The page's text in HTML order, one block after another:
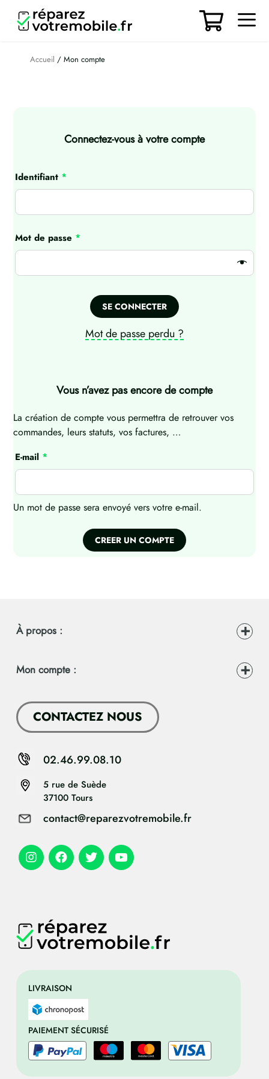
contenu
Accueil / Mon compte
Connectez-vous à votre compte
Identifiant *
Mot de passe *
SE CONNECTER
Mot de passe perdu ?
Vous n’avez pas encore de compte
La création de compte vous permettra de retrouver vos
commandes, leurs statuts, vos factures, …
E-mail *
Un mot de passe sera envoyé vers votre e-mail.
CREER UN COMPTE
LIVRAISON
PAIEMENT SÉCURISÉ
À propos :
Mon compte :
CONTACTEZ NOUS
5 rue de Suède
37100 Tours
contact@reparezvotremobile.fr
02.46.99.08.10